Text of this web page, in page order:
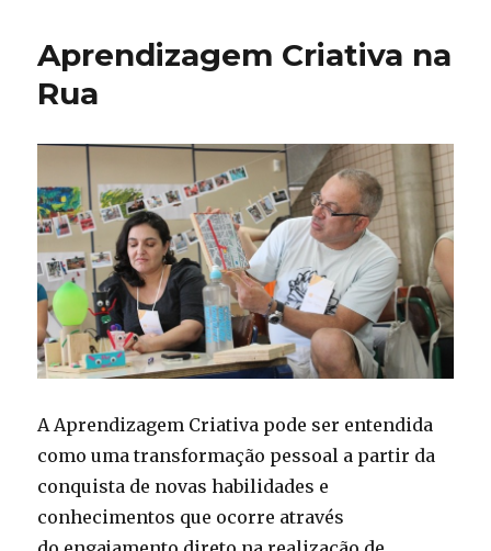
Aprendizagem Criativa na
Rua
A Aprendizagem Criativa pode ser entendida
como uma transformação pessoal a partir da
conquista de novas habilidades e
conhecimentos que ocorre através